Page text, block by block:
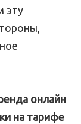
эту
онлайн
на тарифе